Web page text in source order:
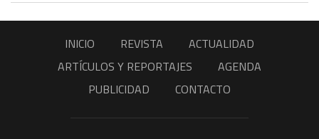
INICIO REVISTA
ACTUALIDAD
ARTÍCULOS Y REPORTAJES
AGENDA
PUBLICIDAD
CONTACTO